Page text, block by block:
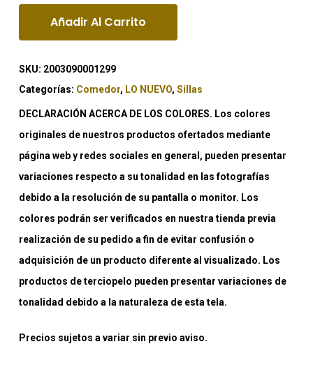
Añadir Al Carrito
SKU: 2003090001299
Categorías: Comedor, LO NUEVO, Sillas
DECLARACIÓN ACERCA DE LOS COLORES. Los colores
originales de nuestros productos ofertados mediante
página web y redes sociales en general, pueden presentar
variaciones respecto a su tonalidad en las fotografías
debido a la resolución de su pantalla o monitor. Los
colores podrán ser verificados en nuestra tienda previa
realización de su pedido a fin de evitar confusión o
adquisición de un producto diferente al visualizado. Los
productos de terciopelo pueden presentar variaciones de
tonalidad debido a la naturaleza de esta tela.
Precios sujetos a variar sin previo aviso.